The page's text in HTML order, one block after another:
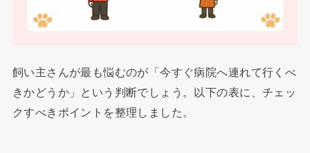
飼い主さんが最も悩むのが「今すぐ病院へ連れて行くべ
きかどうか」という判断でしょう。以下の表に、チェッ
クすべきポイントを整理しました。